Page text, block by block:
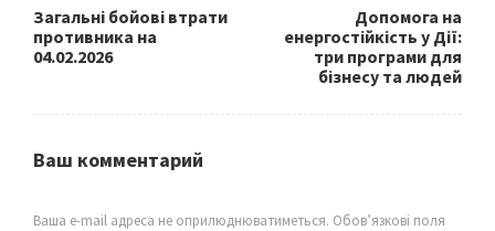
Загальні бойові втрати
противника на
04.02.2026
Допомога на
енергостійкість у Дії:
три програми для
бізнесу та людей
Ваш комментарий
Ваша e-mail адреса не оприлюднюватиметься. Обов’язкові поля